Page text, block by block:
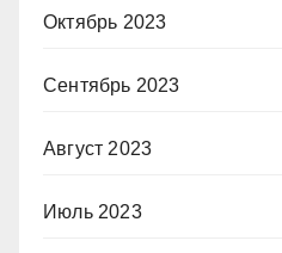
Октябрь 2023
Сентябрь 2023
Август 2023
Июль 2023